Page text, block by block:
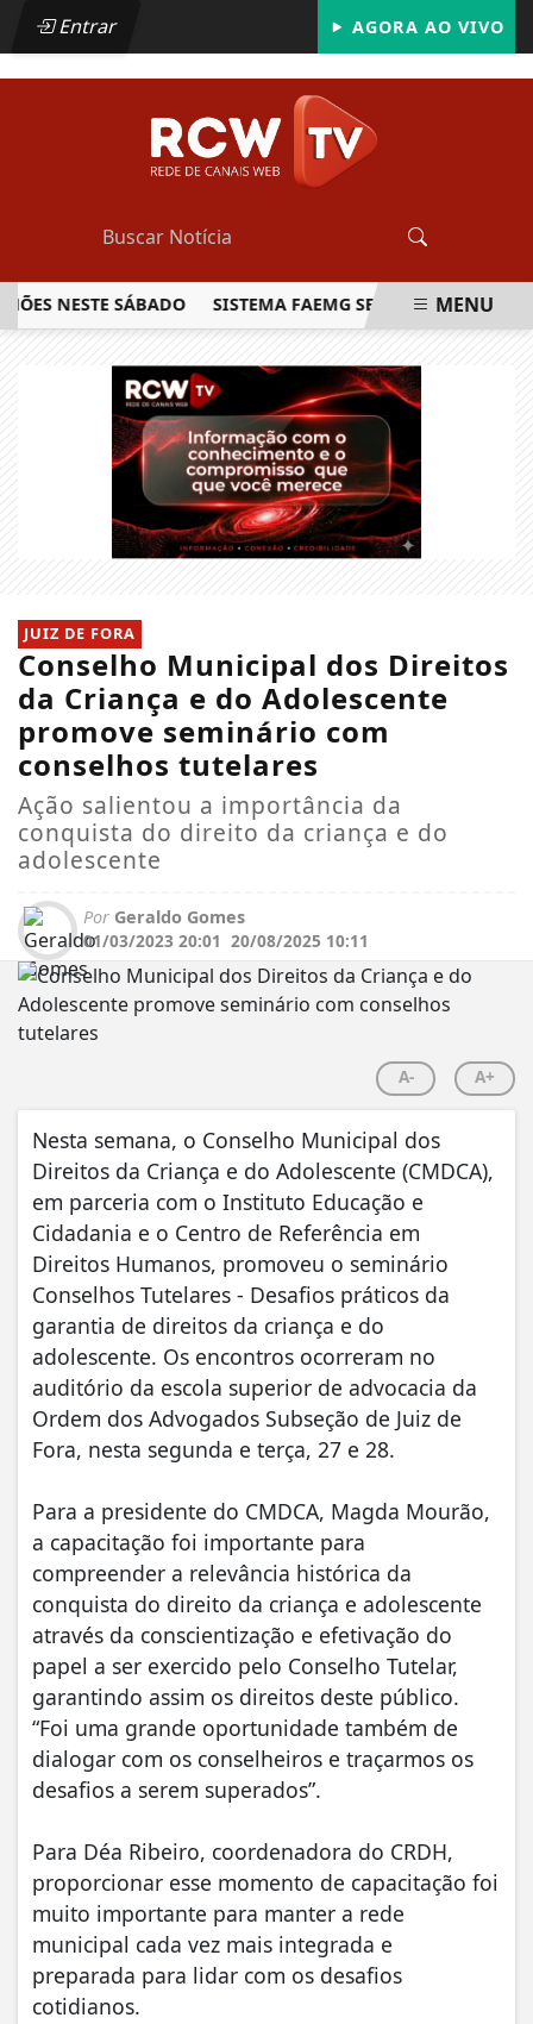
Entrar AGORA AO VIVO
NESTE SÁBADO SISTEMA FAEMG SENAR LANÇA O
MENU
JUIZ DE FORA
Conselho Municipal dos Direitos
da Criança e do Adolescente
promove seminário com
conselhos tutelares
Ação salientou a importância da
conquista do direito da criança e do
adolescente
Por Geraldo Gomes
01/03/2023 20:01 20/08/2025 10:11
A- A+
Nesta semana, o Conselho Municipal dos
Direitos da Criança e do Adolescente (CMDCA),
em parceria com o Instituto Educação e
Cidadania e o Centro de Referência em
Direitos Humanos, promoveu o seminário
Conselhos Tutelares - Desafios práticos da
garantia de direitos da criança e do
adolescente. Os encontros ocorreram no
auditório da escola superior de advocacia da
Ordem dos Advogados Subseção de Juiz de
Fora, nesta segunda e terça, 27 e 28.
Para a presidente do CMDCA, Magda Mourão,
a capacitação foi importante para
compreender a relevância histórica da
conquista do direito da criança e adolescente
através da conscientização e efetivação do
papel a ser exercido pelo Conselho Tutelar,
garantindo assim os direitos deste público.
“Foi uma grande oportunidade também de
dialogar com os conselheiros e traçarmos os
desafios a serem superados”.
Para Déa Ribeiro, coordenadora do CRDH,
proporcionar esse momento de capacitação foi
muito importante para manter a rede
municipal cada vez mais integrada e
preparada para lidar com os desafios
cotidianos.